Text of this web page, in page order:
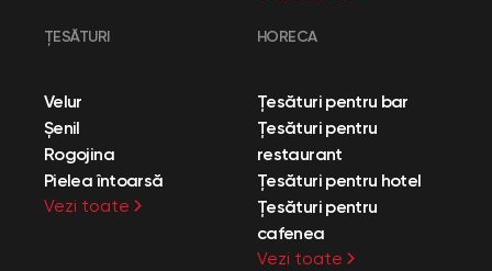
ȚESĂTURI
Velur
Șenil
Rogojina
Pielea întoarsă
Vezi toate
HORECA
Țesături pentru bar
Țesături pentru
restaurant
Țesături pentru hotel
Țesături pentru
cafenea
Vezi toate